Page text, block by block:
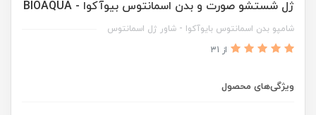
ژل شستشو صورت و بدن اسمانتوس بیوآکوا - BIOAQUA
شامپو بدن اسمانتوس بایوآکوا - شاور ژل اسمانتوس
از 31
ویژگی‌های محصول